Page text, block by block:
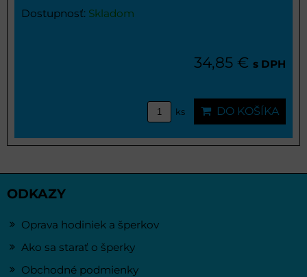
Dostupnosť: Skladom
34,85 € s DPH
ks DO KOŠÍKA
ODKAZY
Oprava hodiniek a šperkov
Ako sa starať o šperky
Obchodné podmienky